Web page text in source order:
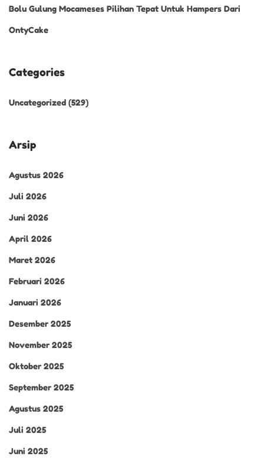
Bolu Gulung Mocameses Pilihan Tepat Untuk Hampers Dari
OntyCake
Categories
Uncategorized (529)
Arsip
Agustus 2026
Juli 2026
Juni 2026
April 2026
Maret 2026
Februari 2026
Januari 2026
Desember 2025
November 2025
Oktober 2025
September 2025
Agustus 2025
Juli 2025
Juni 2025